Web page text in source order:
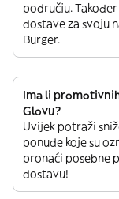
području.
dostave za svoju
Burger.
Ima li
Glovu?
Uvijek potraži
ponude koje su
pronaći posebne
dostavu!